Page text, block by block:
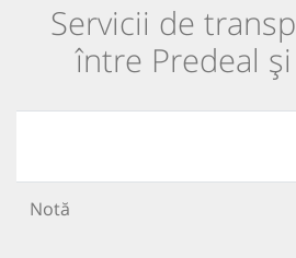
Servicii de
între Predeal
Notă